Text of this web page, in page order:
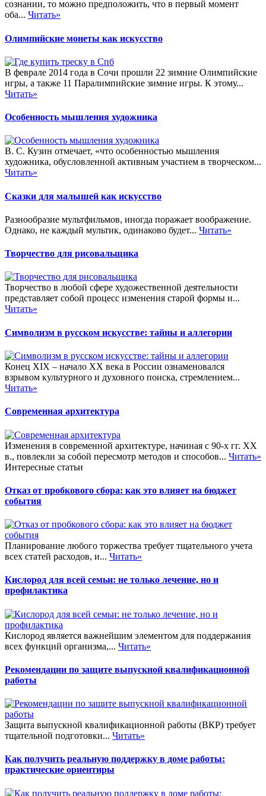
сознании, то можно предположить, что в первый момент
оба... Читать»
Олимпийские монеты как искусство
В феврале 2014 года в Сочи прошли 22 зимние Олимпийские
игры, а также 11 Паралимпийские зимние игры. К этому...
Читать»
Особенность мышления художника
В. С. Кузин отмечает, «что особенностью мышления
художника, обусловленной активным участием в творческом...
Читать»
Сказки для малышей как искусство
Разнообразие мультфильмов, иногда поражает воображение.
Однако, не каждый мультик, одинаково будет... Читать»
Творчество для рисовальщика
Творчество в любой сфере художественной деятельности
представляет собой процесс изменения старой формы и...
Читать»
Символизм в русском искусстве: тайны и аллегории
Конец XIX – начало XX века в России ознаменовался
взрывом культурного и духовного поиска, стремлением...
Читать»
Современная архитектура
Изменения в современной архитектуре, начиная с 90-х гг. XX
в., повлекли за собой пересмотр методов и способов... Читать»
Интересные статьи
Отказ от пробкового сбора: как это влияет на бюджет
события
Планирование любого торжества требует тщательного учета
всех статей расходов, и... Читать»
Кислород для всей семьи: не только лечение, но и
профилактика
Кислород является важнейшим элементом для поддержания
всех функций организма,... Читать»
Рекомендации по защите выпускной квалификационной
работы
Защита выпускной квалификационной работы (ВКР) требует
тщательной подготовки... Читать»
Как получить реальную поддержку в доме работы:
практические ориентиры